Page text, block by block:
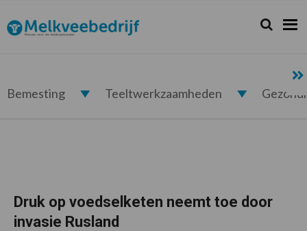
de
hoofdnavigatie
de
hoofd
de
eerste
de
voettekst
Melkveebedrijf.nl Zoeken...
Zoek
Bemesting Teeltwerkzaamheden
Druk op voedselketen neemt toe door
invasie Rusland